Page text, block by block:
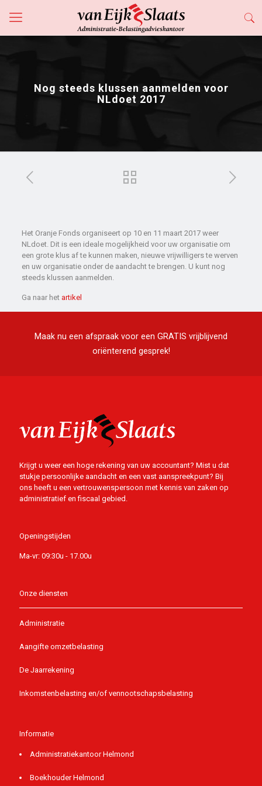
Nog steeds klussen aanmelden voor
NLdoet 2017
Het Oranje Fonds organiseert op 10 en 11 maart 2017 weer
NLdoet. Dit is een ideale mogelijkheid voor uw organisatie om
een grote klus af te kunnen maken, nieuwe vrijwilligers te werven
en uw organisatie onder de aandacht te brengen. U kunt nog
steeds klussen aanmelden.
Ga naar het artikel
Maak nu een afspraak voor een GRATIS vrijblijvend
oriënterend gesprek!
Krijgt u weer een hoge rekening van uw accountant? Mist u dat
stukje persoonlijke aandacht en een vast aanspreekpunt? Bij
ons heeft u een vertrouwenspersoon met kennis van zaken op
administratief en fiscaal gebied.
Openingstijden
Ma-vr: 09:30u - 17.00u
Onze diensten
Administratie
Aangifte omzetbelasting
De Jaarrekening
Inkomstenbelasting en/of vennootschapsbelasting
Informatie
Administratiekantoor Helmond
Boekhouder Helmond